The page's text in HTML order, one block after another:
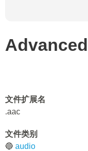
文件扩展名
.aac
文件类别
🔵 audio